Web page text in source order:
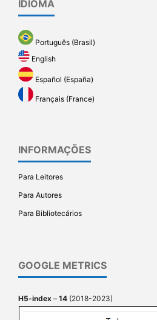
IDIOMA
Português (Brasil)
English
Español (España)
Français (France)
INFORMAÇÕES
Para Leitores
Para Autores
Para Bibliotecários
GOOGLE METRICS
H5-index – 14 (2018-2023)